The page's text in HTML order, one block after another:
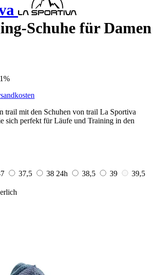
Schuhe für Damen
trail mit den Schuhen von trail La Sportiva
sich perfekt für Läufe und Training in den
37,5 38 24h 38,5 39
39,5